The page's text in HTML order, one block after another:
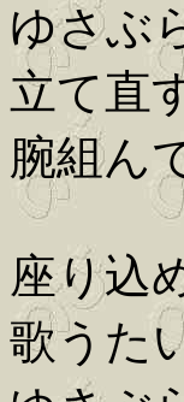
ゆさぶ
立て直
腕組ん
座り込
歌うた